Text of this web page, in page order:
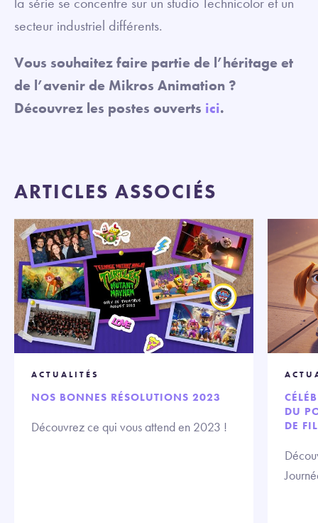
secteur industriel différents.
Vous souhaitez faire partie de l’héritage et
de l’avenir de Mikros Animation ?
Découvrez les postes ouverts ici.
ARTICLES ASSOCIÉS
ACTUALITÉS
NOS BONNES RÉSOLUTIONS 2023
Découvrez ce qui vous attend en 2023 !
DU
DE